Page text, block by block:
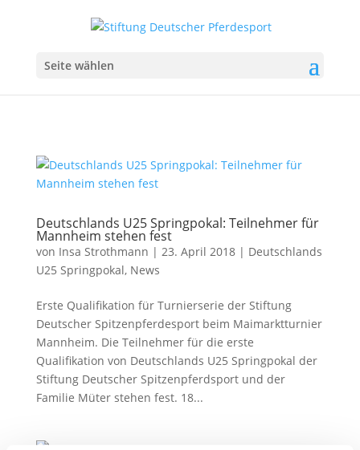
Seite wählen
Deutschlands U25 Springpokal: Teilnehmer für
Mannheim stehen fest
von Insa Strothmann | 23. April 2018| Deutschlands
U25 Springpokal, News
Erste Qualifikation für Turnierserie der Stiftung
Deutscher Spitzenpferdesport beim Maimarktturnier
Mannheim. Die Teilnehmer für die erste
Qualifikation von Deutschlands U25 Springpokal der
Stiftung Deutscher Spitzenpferdsport und der
Familie Müter stehen fest. 18...